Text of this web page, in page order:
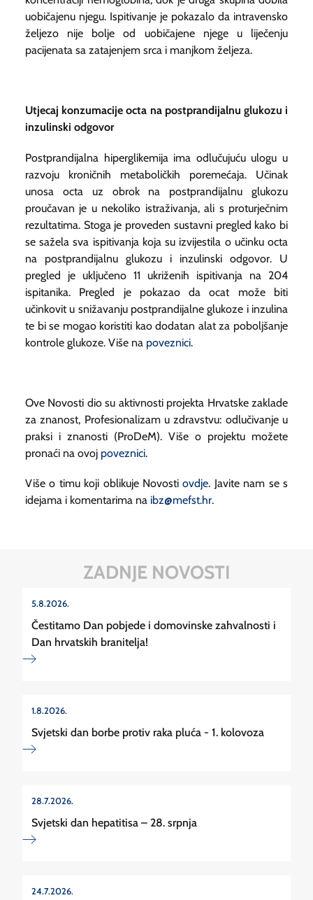
uobičajenu njegu. Ispitivanje je pokazalo da intravensko
željezo nije bolje od uobičajene njege u liječenju
pacijenata sa zatajenjem srca i manjkom željeza.
Utjecaj konzumacije octa na postprandijalnu glukozu i
inzulinski odgovor
Postprandijalna hiperglikemija ima odlučujuću ulogu u
razvoju kroničnih metaboličkih poremećaja. Učinak
unosa octa uz obrok na postprandijalnu glukozu
proučavan je u nekoliko istraživanja, ali s proturječnim
rezultatima. Stoga je proveden sustavni pregled kako bi
se sažela sva ispitivanja koja su izvijestila o učinku octa
na postprandijalnu glukozu i inzulinski odgovor. U
pregled je uključeno 11 ukriženih ispitivanja na 204
ispitanika. Pregled je pokazao da ocat može biti
učinkovit u snižavanju postprandijalne glukoze i inzulina
te bi se mogao koristiti kao dodatan alat za poboljšanje
kontrole glukoze. Više na poveznici.
Ove Novosti dio su aktivnosti projekta Hrvatske zaklade
za znanost, Profesionalizam u zdravstvu: odlučivanje u
praksi i znanosti (ProDeM). Više o projektu možete
pronaći na ovoj poveznici.
Više o timu koji oblikuje Novostiovdje. Javite nam se s
idejama i komentarima na ibz@mefst.hr.
ZADNJE NOVOSTI
5.8.2026.
Čestitamo Dan pobjede i domovinske zahvalnosti i
Dan hrvatskih branitelja!
1.8.2026.
Svjetski dan borbe protiv raka pluća - 1. kolovoza
28.7.2026.
Svjetski dan hepatitisa – 28. srpnja
24.7.2026.